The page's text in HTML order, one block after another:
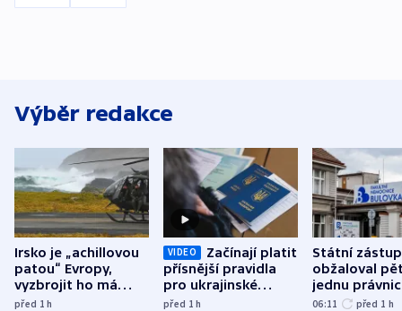
Výběr redakce
Irsko je „achillovou
patou“ Evropy,
vyzbrojit ho má
Francie
před 1h
VIDEO
Začínají platit
přísnější pravidla
pro ukrajinské
uprchlíky
před 1h
Státní
obžaloval
jednu
osobu v
06:11 před 1 h